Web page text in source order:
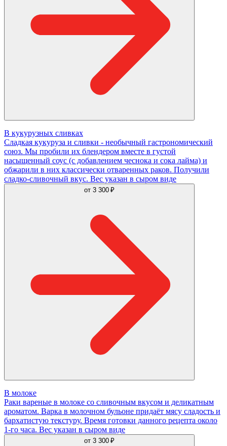
В кукурузных сливках
Сладкая кукуруза и сливки - необычный гастрономический
союз. Мы пробили их блендером вместе в густой
насыщенный соус (с добавлением чеснока и сока лайма) и
обжарили в них классически отваренных раков. Получили
сладко-сливочный вкус. Вес указан в сыром виде
от 3 300 ₽
В молоке
Раки вареные в молоке со сливочным вкусом и деликатным
ароматом. Варка в молочном бульоне придаёт мясу сладость и
бархатистую текстуру. Время готовки данного рецепта около
1-го часа. Вес указан в сыром виде
от 3 300 ₽